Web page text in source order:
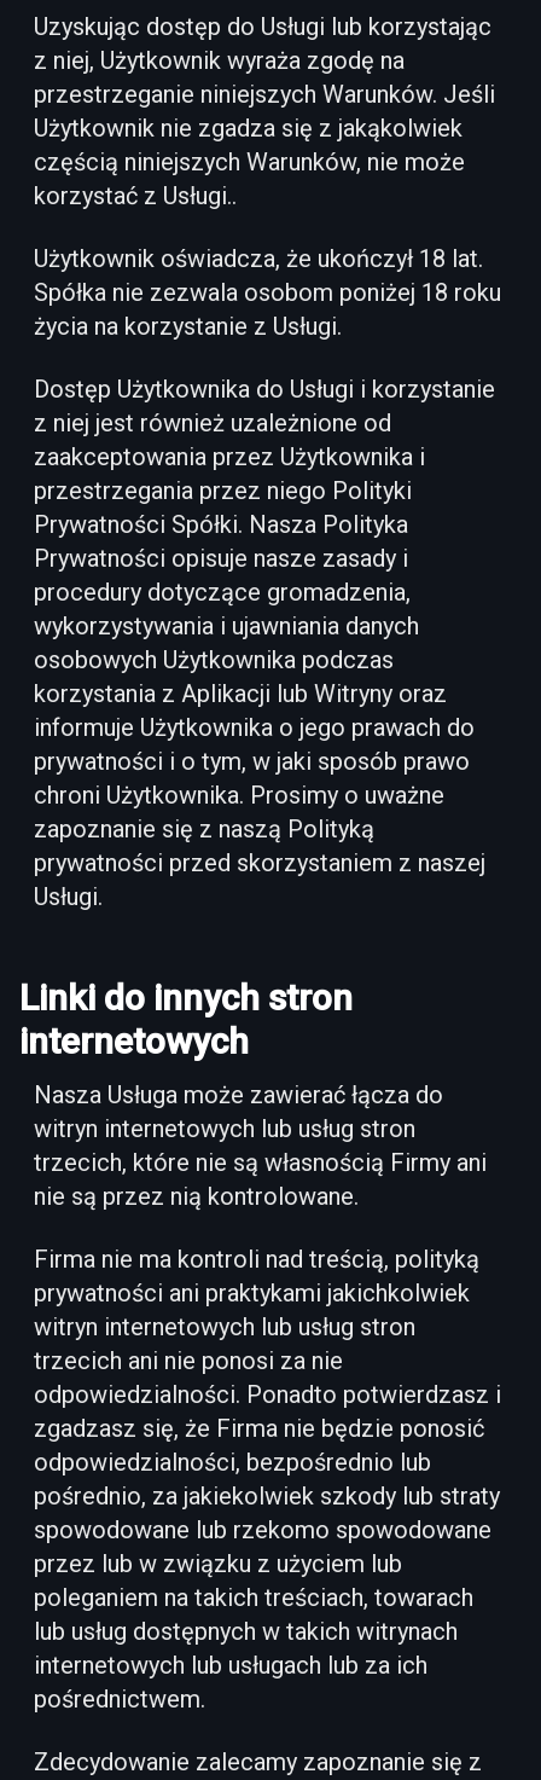
Uzyskując dostęp do Usługi lub korzystając
z niej, Użytkownik wyraża zgodę na
przestrzeganie niniejszych Warunków. Jeśli
Użytkownik nie zgadza się z jakąkolwiek
częścią niniejszych Warunków, nie może
korzystać z Usługi..
Użytkownik oświadcza, że ukończył 18 lat.
Spółka nie zezwala osobom poniżej 18 roku
życia na korzystanie z Usługi.
Dostęp Użytkownika do Usługi i korzystanie
z niej jest również uzależnione od
zaakceptowania przez Użytkownika i
przestrzegania przez niego Polityki
Prywatności Spółki. Nasza Polityka
Prywatności opisuje nasze zasady i
procedury dotyczące gromadzenia,
wykorzystywania i ujawniania danych
osobowych Użytkownika podczas
korzystania z Aplikacji lub Witryny oraz
informuje Użytkownika o jego prawach do
prywatności i o tym, w jaki sposób prawo
chroni Użytkownika. Prosimy o uważne
zapoznanie się z naszą Polityką
prywatności przed skorzystaniem z naszej
Usługi.
Linki do innych stron
internetowych
Nasza Usługa może zawierać łącza do
witryn internetowych lub usług stron
trzecich, które nie są własnością Firmy ani
nie są przez nią kontrolowane.
Firma nie ma kontroli nad treścią, polityką
prywatności ani praktykami jakichkolwiek
witryn internetowych lub usług stron
trzecich ani nie ponosi za nie
odpowiedzialności. Ponadto potwierdzasz i
zgadzasz się, że Firma nie będzie ponosić
odpowiedzialności, bezpośrednio lub
pośrednio, za jakiekolwiek szkody lub straty
spowodowane lub rzekomo spowodowane
przez lub w związku z użyciem lub
poleganiem na takich treściach, towarach
lub usług dostępnych w takich witrynach
internetowych lub usługach lub za ich
pośrednictwem.
Zdecydowanie zalecamy zapoznanie się z